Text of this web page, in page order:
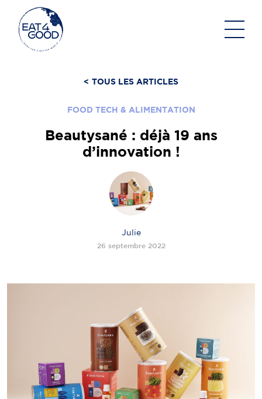
contenu
< TOUS LES ARTICLES
FOOD TECH & ALIMENTATION
Beautysané : déjà 19 ans
d’innovation !
Julie
26 septembre 2022